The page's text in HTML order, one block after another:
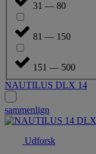
31 — 80
81 — 150
151 — 500
NAUTILUS DLX 14
sammenlign
Udforsk